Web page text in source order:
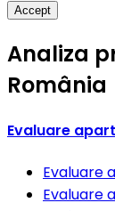
Accept
Analiza
România
Evaluare
Evaluare
Evaluare